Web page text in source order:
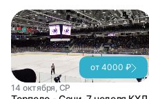
от 4000 ₽
14 октября, СР